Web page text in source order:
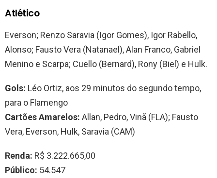
Atlético
Everson; Renzo Saravia (Igor Gomes), Igor Rabello,
Alonso; Fausto Vera (Natanael), Alan Franco, Gabriel
Menino e Scarpa; Cuello (Bernard), Rony (Biel) e Hulk.
Gols: Léo Ortiz, aos 29 minutos do segundo tempo,
para o Flamengo
Cartões Amarelos: Allan, Pedro, Vinã (FLA); Fausto
Vera, Everson, Hulk, Saravia (CAM)
Renda: R$ 3.222.665,00
Público: 54.547